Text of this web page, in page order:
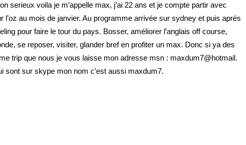
serieux voila je m’appelle max, j’ai 22 ans et je compte partir avec
l’oz au mois de janvier. Au programme arrivée sur sydney et puis aprés
pour faire le tour du pays. Bosser, améliorer l’anglais off course,
se reposer, visiter, glander bref en profiter un max. Donc si ya des
trip que nous je vous laisse mon adresse msn : maxdum7@hotmail.
sont sur skype mon nom c’est aussi maxdum7.